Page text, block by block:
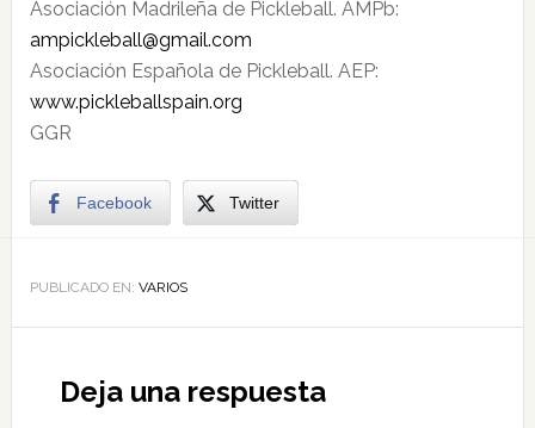
Asociación Madrileña de Pickleball. AMPb:
ampickleball@gmail.com
Asociación Española de Pickleball. AEP:
www.pickleballspain.org
GGR
Facebook Twitter
PUBLICADO EN: VARIOS
Deja una respuesta